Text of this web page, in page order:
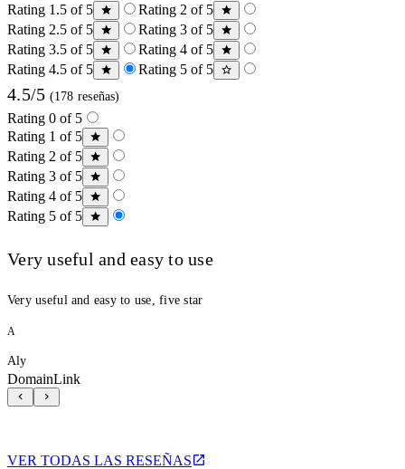
Rating 1.5 of 5
Rating 2 of 5
Rating 2.5 of 5
Rating 3 of 5
Rating 3.5 of 5
Rating 4 of 5
Rating 4.5 of 5
Rating 5 of 5
4.5/5 (178 reseñas)
Rating 0 of 5
Rating 1 of 5
Rating 2 of 5
Rating 3 of 5
Rating 4 of 5
Rating 5 of 5
Very useful and easy to use
Very useful and easy to use, five star
A
Aly
DomainLink
VER TODAS LAS RESEÑAS